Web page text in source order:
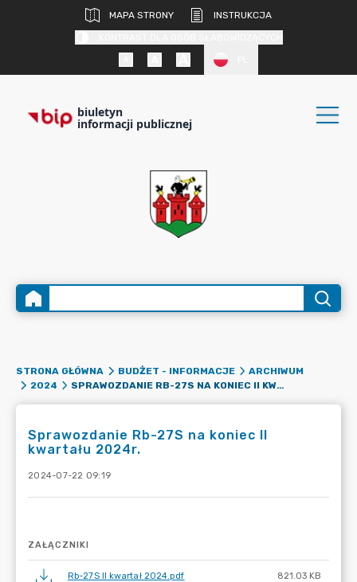
MAPA STRONY
INSTRUKCJA
biuletyn
informacji publicznej
STRONA GŁÓWNA BUDŻET - INFORMACJE
ARCHIWUM
2024
SPRAWOZDANIE RB-27S NA KONIEC II KWARTAŁU 2024R.
Sprawozdanie Rb-27S na koniec II
kwartału 2024r.
2024-07-22 09:19
ZAŁĄCZNIKI
Rb-27S II kwartał 2024.pdf 821.03 KB